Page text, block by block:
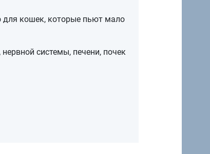
для кошек, которые пьют мало
системы, печени, почек